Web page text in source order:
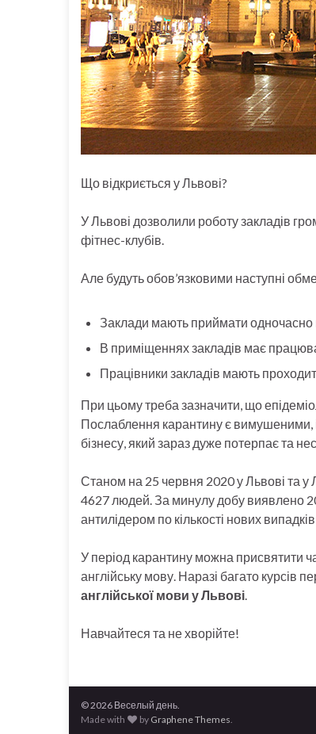
Що відкриється у Львові?
У Львові дозволили роботу закладів
фітнес-клубів.
Але будуть обов’язковими наступні
Заклади мають приймати одночасно
В приміщеннях закладів має
Працівники закладів мають
При цьому треба зазначити, що
Послаблення карантину є вимушеними,
бізнесу, який зараз дуже потерпає та
Станом на 25 червня 2020 у Львові та у
4627 людей. За минулу добу виявлено
антилідером по кількості нових
У період карантину можна присвятити
англійську мову. Наразі багато курсів
англійської мови у Львові.
Навчайтеся та не хворійте!
© 2026 Веселый день.
Made with
by Graphene Themes